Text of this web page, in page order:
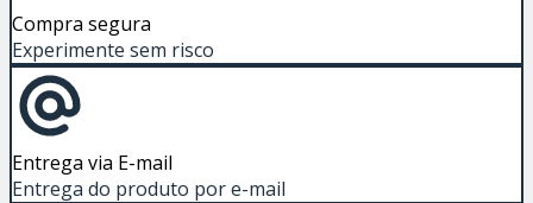
Compra segura
Experimente sem risco
Entrega via E-mail
Entrega do produto por e-mail